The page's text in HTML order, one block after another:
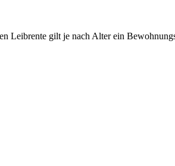
Leibrente gilt je nach Alter ein